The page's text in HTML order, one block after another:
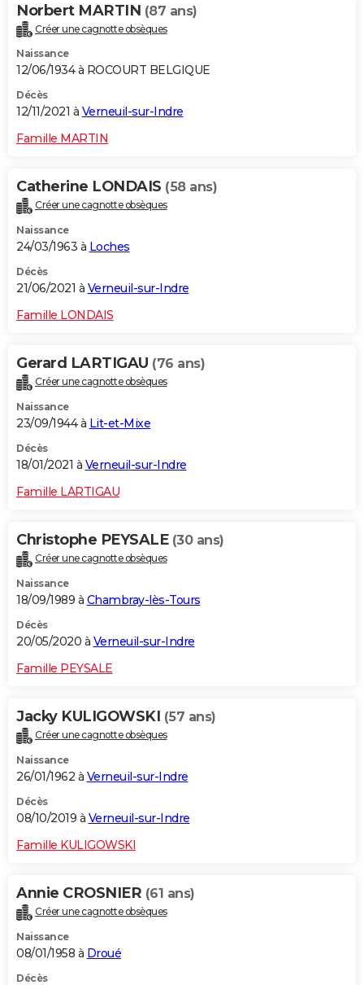
Norbert MARTIN (87 ans)
Créer une cagnotte obsèques
Naissance
12/06/1934 à ROCOURT BELGIQUE
Décès
12/11/2021 à Verneuil-sur-Indre
Famille MARTIN
Catherine LONDAIS (58 ans)
Créer une cagnotte obsèques
Naissance
24/03/1963 à Loches
Décès
21/06/2021 à Verneuil-sur-Indre
Famille LONDAIS
Gerard LARTIGAU (76 ans)
Créer une cagnotte obsèques
Naissance
23/09/1944 à Lit-et-Mixe
Décès
18/01/2021 à Verneuil-sur-Indre
Famille LARTIGAU
Christophe PEYSALE (30 ans)
Créer une cagnotte obsèques
Naissance
18/09/1989 à Chambray-lès-Tours
Décès
20/05/2020 à Verneuil-sur-Indre
Famille PEYSALE
Jacky KULIGOWSKI (57 ans)
Créer une cagnotte obsèques
Naissance
26/01/1962 à Verneuil-sur-Indre
Décès
08/10/2019 à Verneuil-sur-Indre
Famille KULIGOWSKI
Annie CROSNIER (61 ans)
Créer une cagnotte obsèques
Naissance
08/01/1958 à Droué
Décès